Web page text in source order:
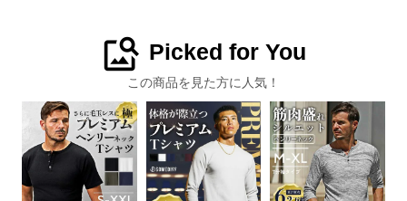
image_search Picked for You
この商品を見た方に人気！